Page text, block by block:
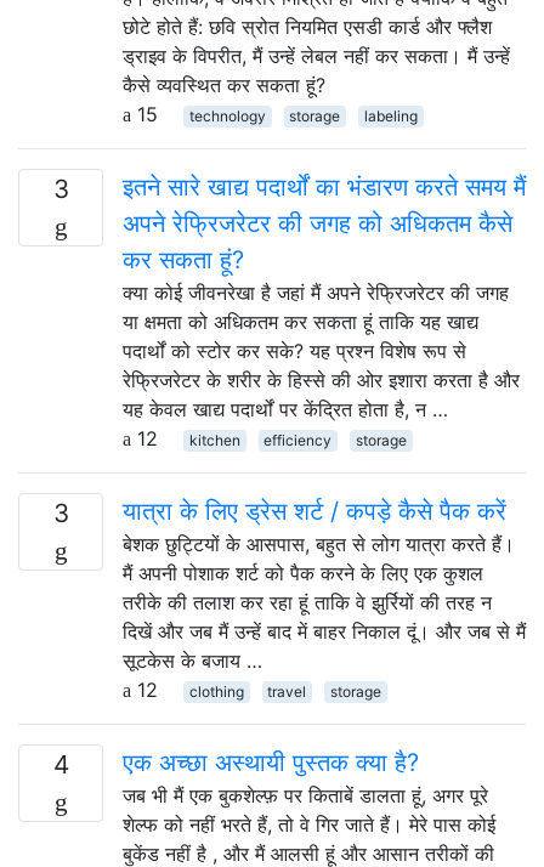
छोटे होते हैं: छवि स्रोत नियमित एसडी कार्ड और फ्लैश
ड्राइव के विपरीत, मैं उन्हें लेबल नहीं कर सकता। मैं उन्हें
कैसे व्यवस्थित कर सकता हूं?
15
technology storage labeling
3
इतने सारे खाद्य पदार्थों का भंडारण करते समय मैं
अपने रेफ्रिजरेटर की जगह को अधिकतम कैसे
कर सकता हूं?
क्या कोई जीवनरेखा है जहां मैं अपने रेफ्रिजरेटर की जगह
या क्षमता को अधिकतम कर सकता हूं ताकि यह खाद्य
पदार्थों को स्टोर कर सके? यह प्रश्न विशेष रूप से
रेफ्रिजरेटर के शरीर के हिस्से की ओर इशारा करता है और
यह केवल खाद्य पदार्थों पर केंद्रित होता है, न …
12
kitchen efficiency storage
3 यात्रा के लिए ड्रेस शर्ट / कपड़े कैसे पैक करें
बेशक छुट्टियों के आसपास, बहुत से लोग यात्रा करते हैं।
मैं अपनी पोशाक शर्ट को पैक करने के लिए एक कुशल
तरीके की तलाश कर रहा हूं ताकि वे झुर्रियों की तरह न
दिखें और जब मैं उन्हें बाद में बाहर निकाल दूं। और जब से मैं
सूटकेस के बजाय …
12
clothing travel storage
4 एक अच्छा अस्थायी पुस्तक क्या है?
जब भी मैं एक बुकशेल्फ़ पर किताबें डालता हूं, अगर पूरे
शेल्फ को नहीं भरते हैं, तो वे गिर जाते हैं। मेरे पास कोई
बुकेंड नहीं है , और मैं आलसी हूं और आसान तरीकों की